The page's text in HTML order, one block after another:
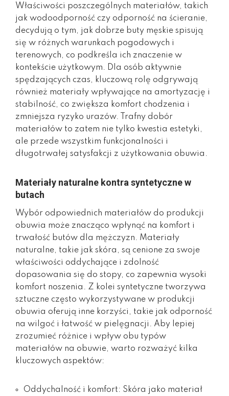
Właściwości poszczególnych materiałów, takich
jak wodoodporność czy odporność na ścieranie,
decydują o tym, jak dobrze buty męskie spisują
się w różnych warunkach pogodowych i
terenowych, co podkreśla ich znaczenie w
kontekście użytkowym. Dla osób aktywnie
spędzających czas, kluczową rolę odgrywają
również materiały wpływające na amortyzację i
stabilność, co zwiększa komfort chodzenia i
zmniejsza ryzyko urazów. Trafny dobór
materiałów to zatem nie tylko kwestia estetyki,
ale przede wszystkim funkcjonalności i
długotrwałej satysfakcji z użytkowania obuwia.
Materiały naturalne kontra syntetyczne w
butach
Wybór odpowiednich materiałów do produkcji
obuwia może znacząco wpłynąć na komfort i
trwałość butów dla mężczyzn. Materiały
naturalne, takie jak skóra, są cenione za swoje
właściwości oddychające i zdolność
dopasowania się do stopy, co zapewnia wysoki
komfort noszenia. Z kolei syntetyczne tworzywa
sztuczne często wykorzystywane w produkcji
obuwia oferują inne korzyści, takie jak odporność
na wilgoć i łatwość w pielęgnacji. Aby lepiej
zrozumieć różnice i wpływ obu typów
materiałów na obuwie, warto rozważyć kilka
kluczowych aspektów:
Oddychalność i komfort: Skóra jako materiał